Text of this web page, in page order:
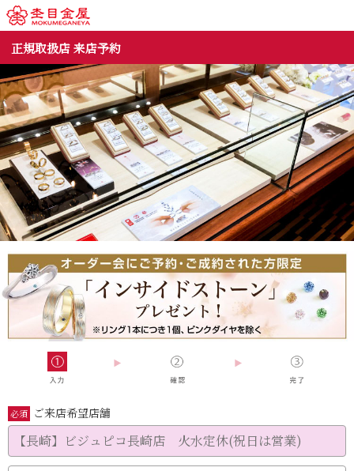
正規取扱店 来店予約
必須 ご来店希望店舗
【長崎】ビジュピコ長崎店 火水定休(祝日は営業)